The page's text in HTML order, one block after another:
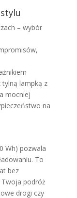
– wybór
lampką z
mocniej
na
Wh) pozwala
To
bez
Twoja podróż
drogi czy